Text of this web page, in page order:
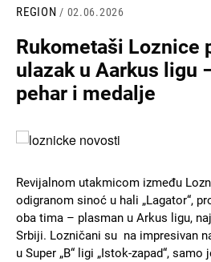
REGION / 02.06.2026
Rukometaši Loznice
ulazak u Aarkus ligu
pehar i medalje
Slika
Revijalnom utakmicom između
odigranom sinoć u hali „Lagator“,
oba tima – plasman u Arkus ligu,
Srbiji. Lozničani su na impresivan
u Super „B“ ligi „Istok-zapad“,